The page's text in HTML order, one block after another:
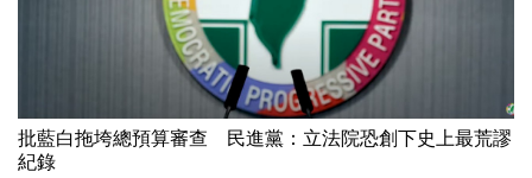
批藍白拖垮總預算審查 民進黨：立法院恐創下史上最荒謬
紀錄